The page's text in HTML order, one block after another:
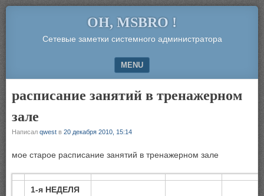
OH, MSBRO !
Сетевые заметки системного администратора
MENU
расписание занятий в тренажерном
зале
Написал qwest в 20 декабря 2010, 15:14
мое старое расписание занятий в тренажерном зале
1-я НЕДЕЛЯ